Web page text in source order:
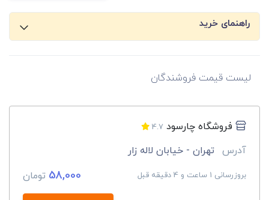
راهنمای خرید
لیست قیمت فروشندگان
فروشگاه چارسود 4.7
آدرس تهران - خیابان لاله زار
بروزرسانی 1 ساعت و 4 دقیقه قبل 58,000 تومان